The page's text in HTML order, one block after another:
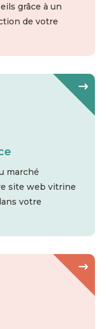
grâce à un
de votre
marché
site web vitrine
votre